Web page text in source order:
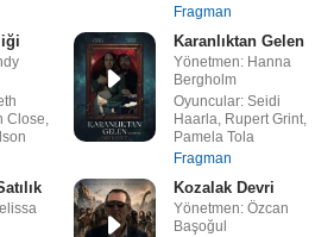
Fragman
Close,
Karanlıktan Gelen
Yönetmen: Hanna
Bergholm
Oyuncular: Seidi
Haarla, Rupert Grint,
Pamela Tola
Fragman
Kozalak Devri
Yönetmen: Özcan
Başoğul